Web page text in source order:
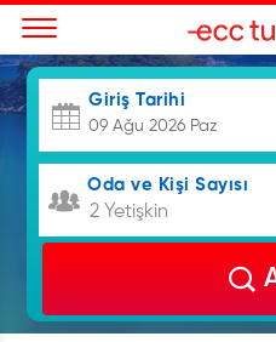
Giriş Tarihi
Oda ve Kişi Sayısı
2 Yetişkin